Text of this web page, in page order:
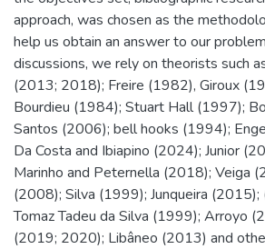
approach, was chosen as the
help us obtain an answer to our
discussions, we rely on theorists such
(2013; 2018); Freire (1982), Giroux
Bourdieu (1984); Stuart Hall (1997);
Santos (2006); bell hooks (1994);
Da Costa and Ibiapino (2024); Junior
Marinho and Peternella (2018); Veiga
(2008); Silva (1999); Junqueira
Tomaz Tadeu da Silva (1999); Arroyo
(2019; 2020); Libâneo (2013) and